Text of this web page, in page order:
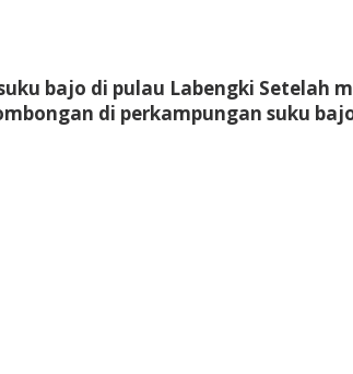
bajo di pulau Labengki
di perkampungan suku